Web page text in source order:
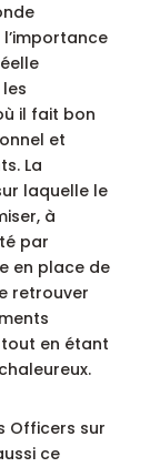
il fait bon
et
La
laquelle le
à
par
en place de
retrouver
tout en étant
Officers sur
ce